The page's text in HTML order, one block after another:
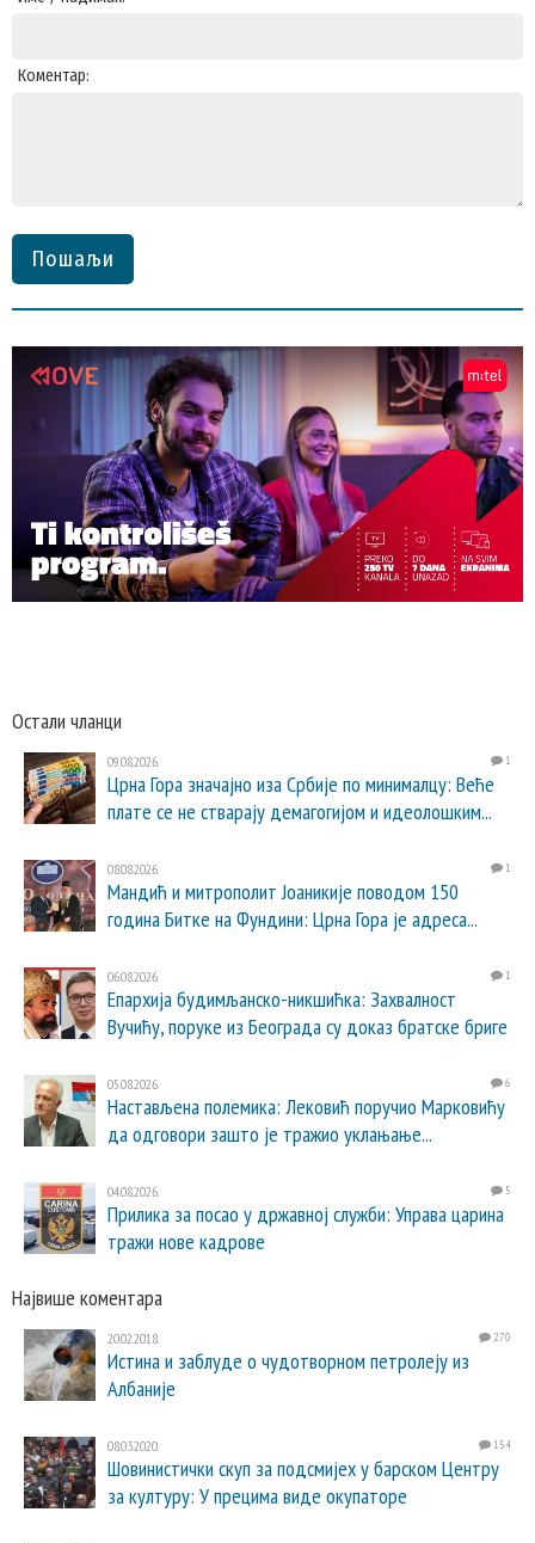
Коментар:
Пошаљи
Остали чланци
09.08.2026. 1
Црна Гора значајно иза Србије по минималцу: Веће
плате се не стварају демагогијом и идеолошким...
08.08.2026. 1
Мандић и митрополит Јоаникије поводом 150
година Битке на Фундини: Црна Гора је адреса...
06.08.2026. 1
Епархија будимљанско-никшићка: Захвалност
Вучићу, поруке из Београда су доказ братске бриге
05.08.2026. 6
Настављена полемика: Лековић поручио Марковићу
да одговори зашто је тражио уклањање...
04.08.2026. 5
Прилика за посао у државној служби: Управа царина
тражи нове кадрове
Највише коментара
20.02.2018. 270
Истина и заблуде о чудотворном петролеју из
Албаније
08.03.2020. 154
Шовинистички скуп за подсмијех у барском Центру
за културу: У прецима виде окупаторе